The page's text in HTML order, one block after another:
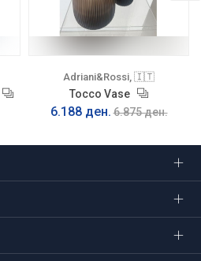
Adriani&Rossi, 🇮🇹
Tocco Vase
6.188 ден. 6.875 ден.